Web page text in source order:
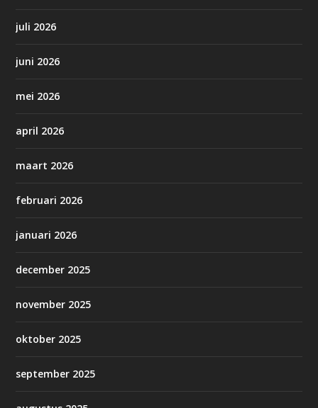
juli 2026
juni 2026
mei 2026
april 2026
maart 2026
februari 2026
januari 2026
december 2025
november 2025
oktober 2025
september 2025